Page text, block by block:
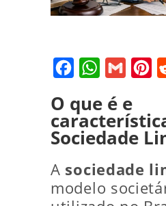
FacebookWhatsApp
Gmail
O que é e
Sociedade
A sociedade
modelo